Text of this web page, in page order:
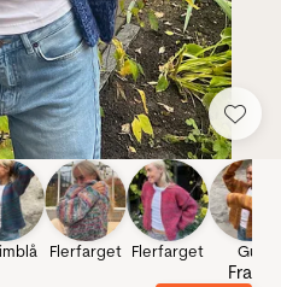
Flerfarget Flerfarget Gul
Fra